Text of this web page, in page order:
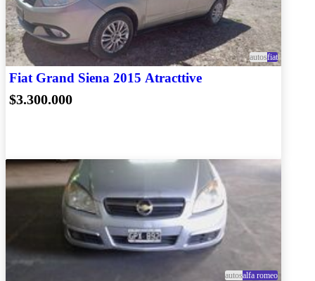
autosfiat
Fiat Grand Siena 2015 Atracttive
$3.300.000
autosalfa romeo